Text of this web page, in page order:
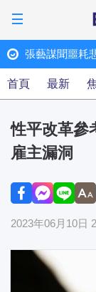
ET快訊
張藝謀聞噩耗悲
首頁 最新
性平改革
雇主漏洞
2023年06月10日